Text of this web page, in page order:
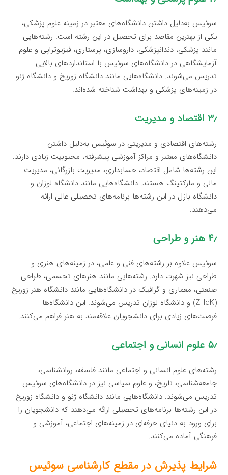
سوئیس به‌دلیل داشتن دانشگاه‌های معتبر در زمینه علوم پزشکی،
یکی از بهترین مقاصد برای تحصیل در این رشته است. رشته‌هایی
مانند پزشکی، دندانپزشکی، داروسازی، پرستاری، فیزیوتراپی و علوم
آزمایشگاهی در دانشگاه‌های سوئیس با استانداردهای بالایی
تدریس می‌شوند. دانشگاه‌هایی مانند دانشگاه زوریخ و دانشگاه ژنو
در زمینه‌های پزشکی و بهداشت شناخته شده‌اند.
۳٫ اقتصاد و مدیریت
رشته‌های اقتصادی و مدیریتی در سوئیس به‌دلیل داشتن
دانشگاه‌های معتبر و مراکز آموزشی پیشرفته، محبوبیت زیادی دارند.
این رشته‌ها شامل اقتصاد، حسابداری، مدیریت بازرگانی، مدیریت
مالی و مارکتینگ هستند. دانشگاه‌هایی مانند دانشگاه لوزان و
دانشگاه بازل در این رشته‌ها برنامه‌های تحصیلی عالی ارائه
می‌دهند.
۴٫ هنر و طراحی
سوئیس علاوه بر رشته‌های فنی و علمی، در زمینه‌های هنری و
طراحی نیز شهرت دارد. رشته‌هایی مانند هنرهای تجسمی، طراحی
صنعتی، معماری و گرافیک در دانشگاه‌هایی مانند دانشگاه هنر زوریخ
(ZHdK) و دانشگاه لوزان تدریس می‌شوند. این دانشگاه‌ها
فرصت‌های زیادی برای دانشجویان علاقه‌مند به هنر فراهم می‌کنند.
۵٫ علوم انسانی و اجتماعی
رشته‌های علوم انسانی و اجتماعی مانند فلسفه، روانشناسی،
جامعه‌شناسی، تاریخ، و علوم سیاسی نیز در دانشگاه‌های سوئیس
تدریس می‌شوند. دانشگاه‌هایی مانند دانشگاه ژنو و دانشگاه زوریخ
در این رشته‌ها برنامه‌های تحصیلی ارائه می‌دهند که دانشجویان را
برای ورود به دنیای حرفه‌ای در زمینه‌های اجتماعی، آموزشی و
فرهنگی آماده می‌کنند.
شرایط پذیرش در مقطع کارشناسی سوئیس